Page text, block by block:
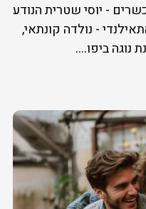
- יוסי שטרית הנודע
- נולדה קונתאי,
נוגה ביפו....